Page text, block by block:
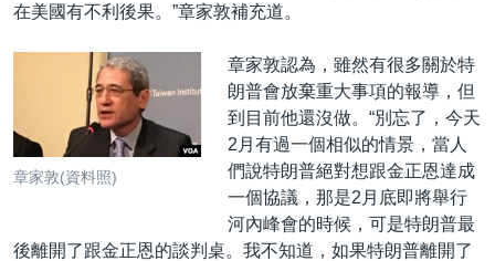
在美國有不利後果。”章家敦補充道。
章家敦(資料照)
​章家敦認為，雖然有很多關於特
朗普會放棄重大事項的報導，但
到目前他還沒做。“別忘了，今天
2月有過一個相似的情景，當人
們說特朗普絕對想跟金正恩達成
一個協議，那是2月底即將舉行
河內峰會的時候，可是特朗普最
後離開了跟金正恩的談判桌。我不知道，如果特朗普離開了